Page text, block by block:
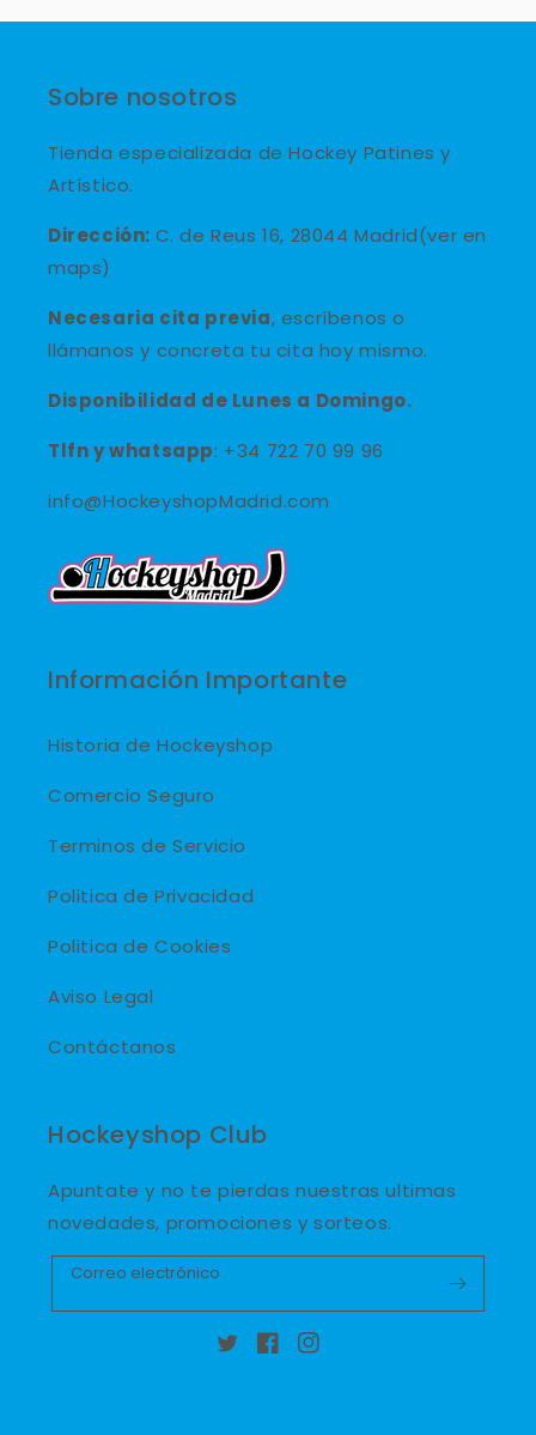
Sobre nosotros
Tienda especializada de Hockey Patines y
Artístico.
Dirección: C. de Reus 16, 28044 Madrid(ver en
maps)
Necesaria cita previa, escríbenos o
llámanos y concreta tu cita hoy mismo.
Disponibilidad de Lunes a Domingo.
Tlfn ywhatsapp: +34 722 70 99 96
info@HockeyshopMadrid.com
Información Importante
Historia de Hockeyshop
Comercio Seguro
Terminos de Servicio
Politica de Privacidad
Politica de Cookies
Aviso Legal
Contáctanos
Hockeyshop Club
Apuntate y no te pierdas nuestras ultimas
novedades, promociones y sorteos.
Correo electrónico
TwitterFacebookInstagram